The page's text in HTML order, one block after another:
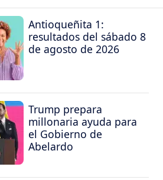
Antioqueñita 1:
resultados del sábado 8
de agosto de 2026
Trump prepara
millonaria ayuda para
el Gobierno de
Abelardo